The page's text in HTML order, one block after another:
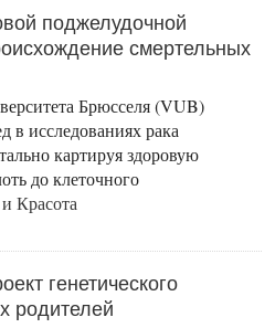
поджелудочной
смертельных
Брюсселя (VUB)
в исследованиях рака
картируя здоровую
до клеточного
Красота
генетического
родителей